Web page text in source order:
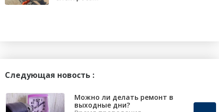
Следующая новость :
Можно ли делать ремонт в
выходные дни?